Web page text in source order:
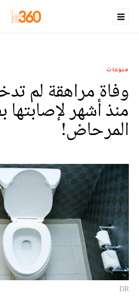
منوعات
وفاة مراهقة لم
منذ أشهر لإصابتها
المرحاض!
DR